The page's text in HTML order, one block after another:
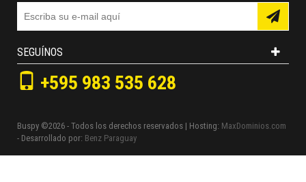
SEGUÍNOS
+595 983 535 628
Buspy ©2026 - Todos los derechos reservados | Hosting: MaxDominios.com
- Desarrollado por: Benz Paraguay